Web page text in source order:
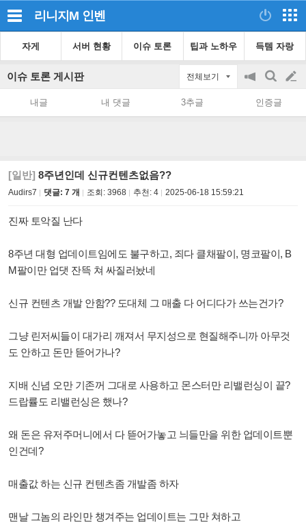
리니지M 인벤
자게 서버 현황 이슈 토론 팁과 노하우 득템 자랑
이슈 토론 게시판 전체보기
공
on/off
검
색
글
쓰
내글 내 댓글 3추글 인증글
[일반] 8주년인데 신규컨텐츠없음??
Audirs7 댓글: 7 개 조회: 3968 추천: 4 2025-06-18 15:59:21
진짜 토악질 난다
8주년 대형 업데이트임에도 불구하고, 죄다 클채팔이, 명코팔이, B
M팔이만 업댓 잔뜩 쳐 싸질러놨네
신규 컨텐츠 개발 안함?? 도대체 그 매출 다 어디다가 쓰는건가?
그냥 린저씨들이 대가리 깨져서 무지성으로 현질해주니까 아무것
도 안하고 돈만 뜯어가나?
지배 신념 오만 기존꺼 그대로 사용하고 몬스터만 리밸런싱이 끝?
드랍률도 리밸런싱은 했나?
왜 돈은 유저주머니에서 다 뜯어가놓고 늬들만을 위한 업데이트뿐
인건데?
매출값 하는 신규 컨텐츠좀 개발좀 하자
맨날 그놈의 라인만 챙겨주는 업데이트는 그만 쳐하고